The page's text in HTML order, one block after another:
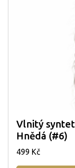
Vlnitý
Hnědá (#6)
499 Kč